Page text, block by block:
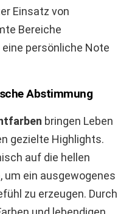
Einsatz von
Bereiche
persönliche Note
Abstimmung
bringen Leben
gezielte Highlights.
auf die hellen
ein ausgewogenes
zu erzeugen. Durch